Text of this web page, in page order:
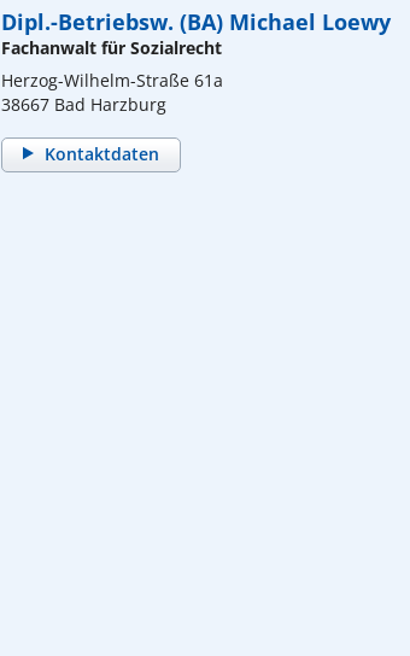
Dipl.-Betriebsw. (BA) Michael Loewy
Fachanwalt für Sozialrecht
Herzog-Wilhelm-Straße 61a
38667 Bad Harzburg
Kontaktdaten